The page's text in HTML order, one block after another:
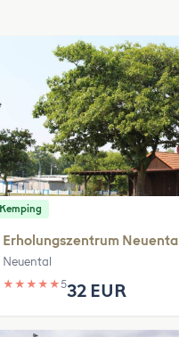
Kemping
Erholungszentrum Neuental
Neuental
★ ★ ★ ★ ★532 EUR